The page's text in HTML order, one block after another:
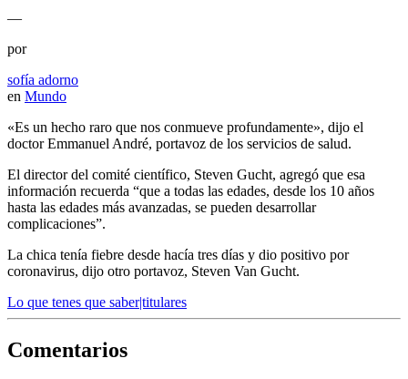
—
por
sofía adorno
en Mundo
«Es un hecho raro que nos conmueve profundamente», dijo el
doctor Emmanuel André, portavoz de los servicios de salud.
El director del comité científico, Steven Gucht, agregó que esa
información recuerda “que a todas las edades, desde los 10 años
hasta las edades más avanzadas, se pueden desarrollar
complicaciones”.
La chica tenía fiebre desde hacía tres días y dio positivo por
coronavirus, dijo otro portavoz, Steven Van Gucht.
Lo que tenes que saber|titulares
Comentarios